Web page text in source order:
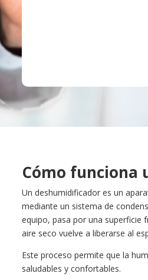
Cómo funciona
Un deshumidificador es un
mediante un sistema de
equipo, pasa por una superficie
aire seco vuelve a liberarse al
Este proceso permite que la
saludables y confortables.